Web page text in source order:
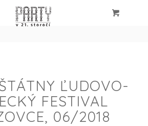
ĽUDOVO-
FESTIVAL
06/2018